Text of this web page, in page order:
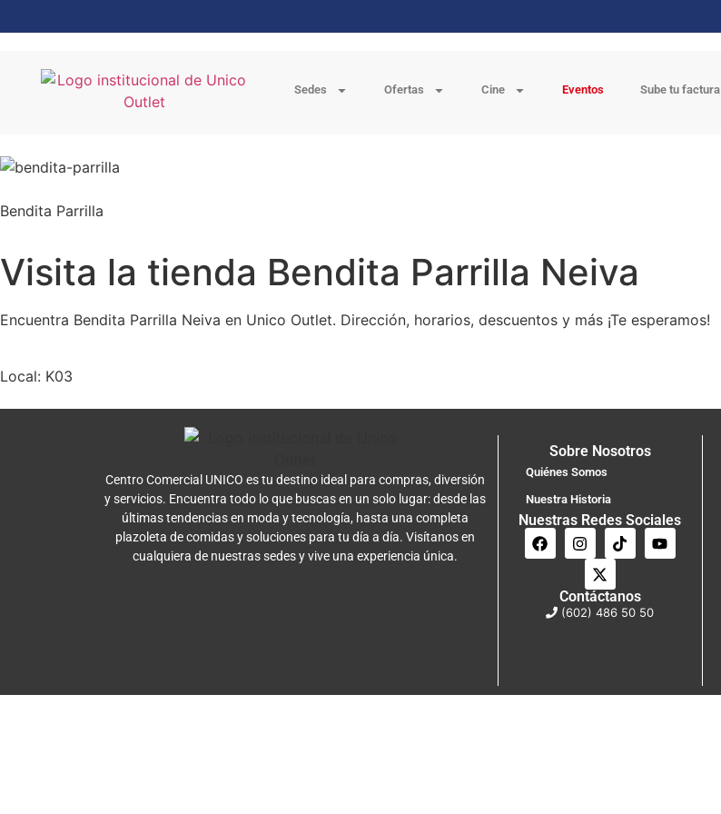
Sedes Ofertas Cine Eventos Sube tu factura
Bendita Parrilla
Visita la tienda Bendita Parrilla Neiva
Encuentra Bendita Parrilla Neiva en Unico Outlet. Dirección, horarios, descuentos y más ¡Te esperamos!
Local: K03
Centro Comercial UNICO es tu destino ideal para compras, diversión
y servicios. Encuentra todo lo que buscas en un solo lugar: desde las
últimas tendencias en moda y tecnología, hasta una completa
plazoleta de comidas y soluciones para tu día a día. Visítanos en
cualquiera de nuestras sedes y vive una experiencia única.
Sobre Nosotros
Quiénes Somos
Nuestra Historia
Nuestras Redes Sociales
Contáctanos
(602) 486 50 50